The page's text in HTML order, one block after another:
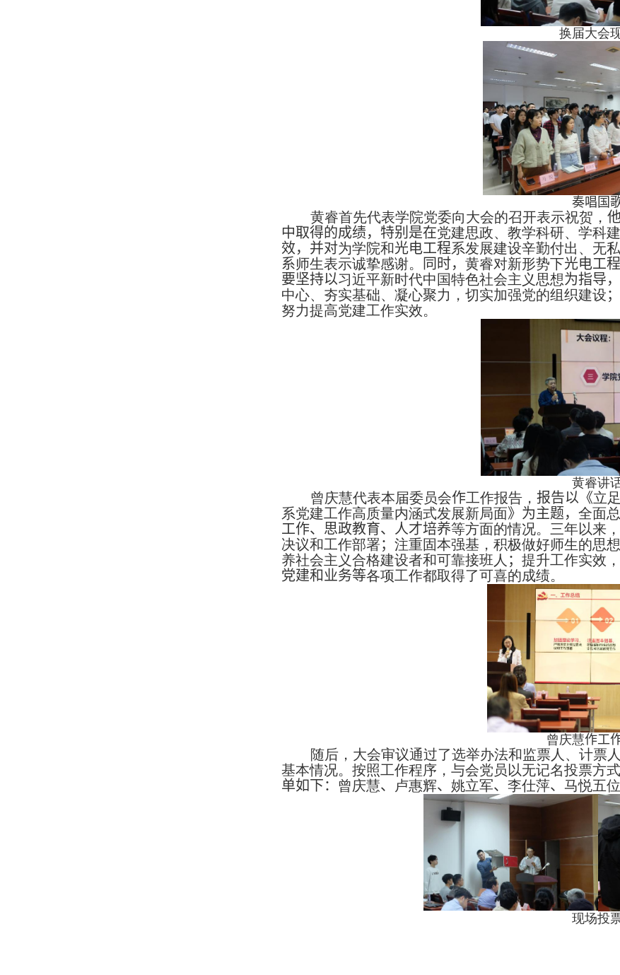
换届大会
奏唱国
黄睿首先代表学院党委向大会的召开表示祝贺，
中取得的成绩，特别是在党建思政、教学科研、学科
效， 并对为学院和光电工程系发展建设辛勤付出、无
系师生表示诚挚感谢。 同时，黄睿对新形势下光电工程
要坚持以习近平新时代中国特色社会主义思想为指导，
中心、夯实基础、凝心聚力，切实加强党的组织建设；
努力提高党建工作实效。
黄睿讲
曾庆慧代表本届委员会作工作报告， 报告以《立
系党建工作高质量内涵式发展新局面》为主题，全面
工作、思政教育、人才培养等方面的情况。三年以来
决议和工作部署；注重固本强基，积极做好师生的思
养社会主义合格建设者和可靠接班人 ；提升工作实效
党建和业务等各项工作都取得了可喜的成绩。
曾庆慧作工
随后，大会审议通过了选举办法和监票人、计票
基本情况。按照工作程序，与会党员以无记名投票方
单如下： 曾庆慧、 卢惠辉、姚立军、李仕萍、 马悦五
现场投